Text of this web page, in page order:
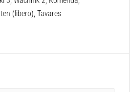
(libero), Tavares